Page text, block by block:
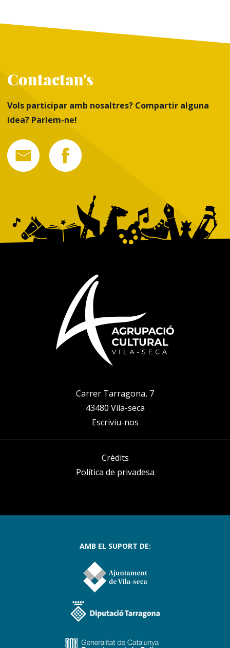
Contactan's
Vols participar amb nosaltres? Compartir alguna
idea? Parlem-ne!
Carrer Tarragona, 7
43480 Vila-seca
Escriviu-nos
Crèdits
Política de privadesa
AMB EL SUPORT DE: